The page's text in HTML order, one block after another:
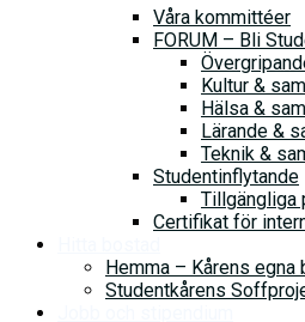
Våra kommittéer
FORUM – Bli
Kultur &
Hälsa &
Lärande &
Teknik &
Studentinflytande
Tillgängliga
Certifikat för
Hemma – Kårens
Studentkårens